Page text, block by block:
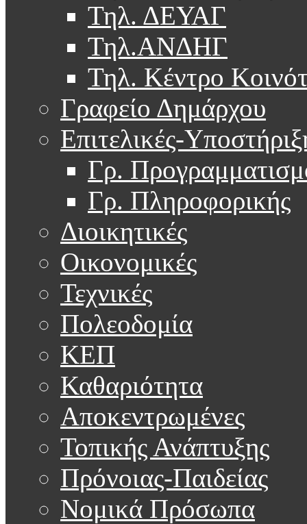
Τηλ. ΔΕΥΑΓ
Τηλ.ΑΝΔΗΓ
Τηλ. Κέντρο
Γραφείο Δημάρχου
Επιτελικές-
Γρ.
Γρ. Πληροφορικής
Διοικητικές
Οικονομικές
Τεχνικές
Πολεοδομία
ΚΕΠ
Καθαριότητα
Αποκεντρωμένες
Τοπικής Ανάπτυξης
Πρόνοιας-Παιδείας
Νομικά Πρόσωπα